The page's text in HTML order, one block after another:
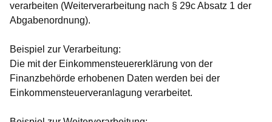
verarbeiten (Weiterverarbeitung nach § 29c Absatz 1 der
Abgabenordnung).
Beispiel zur Verarbeitung:
Die mit der Einkommensteuererklärung von der
Finanzbehörde erhobenen Daten werden bei der
Einkommensteuerveranlagung verarbeitet.